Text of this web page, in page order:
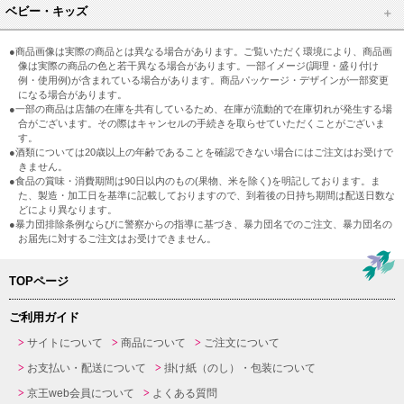
ベビー・キッズ
●商品画像は実際の商品とは異なる場合があります。ご覧いただく環境により、商品画
像は実際の商品の色と若干異なる場合があります。一部イメージ(調理・盛り付け
例・使用例)が含まれている場合があります。商品パッケージ・デザインが一部変更
になる場合があります。
●一部の商品は店舗の在庫を共有しているため、在庫が流動的で在庫切れが発生する場
合がございます。その際はキャンセルの手続きを取らせていただくことがございま
す。
●酒類については20歳以上の年齢であることを確認できない場合にはご注文はお受けで
きません。
●食品の賞味・消費期間は90日以内のもの(果物、米を除く)を明記しております。ま
た、製造・加工日を基準に記載しておりますので、到着後の日持ち期間は配送日数な
どにより異なります。
●暴力団排除条例ならびに警察からの指導に基づき、暴力団名でのご注文、暴力団名の
お届先に対するご注文はお受けできません。
TOPページ
ご利用ガイド
サイトについて 商品について
ご注文について
お支払い・配送について
掛け紙（のし）・包装について
京王web会員について
よくある質問